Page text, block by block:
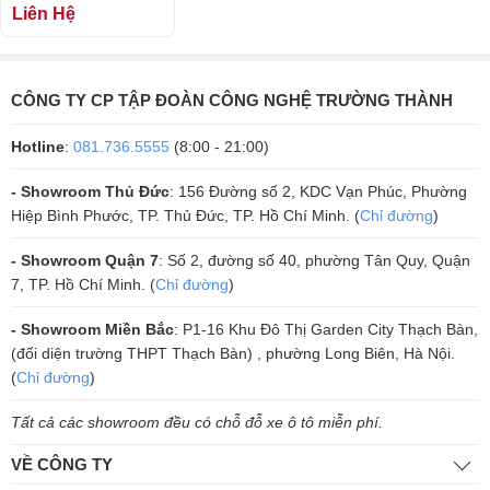
nó sở hữu:
32-bit mạnh mẽ cùng dữ liệu 24-bit, BF Audio J52 có khả năng xử lý
và tái tạo tín hiệu tần số đầu vào một cách cực kỳ nhanh chóng với độ
và tinh chỉnh hoàn hảo.
chất âm một cách trung thực, loại bỏ hiệu quả các tạp âm, tiếng hú rít
không mong muốn mà vẫn giữ trọn vẹn bản chất và màu sắc của
âm cao trong trẻo, tất cả đều được cân bằng và hoàn hảo.
Kiểm soát đầu ra hiệu quả, không độ trễ:
minh (Compressor/Limiter). Điều này giúp bảo vệ loa, tránh hiện
tượng vỡ tiếng khi tín hiệu lớn đột ngột mà không gây ra sự chậm trễ
hay méo tiếng đáng kể, đảm bảo âm thanh luôn mượt mà và ổn định.
Liên Hệ
CÔNG TY CP TẬP ĐOÀN CÔNG NGHỆ TRƯỜNG THÀNH
Hotline: 081.736.5555 (8:00 - 21:00)
- Showroom Thủ Đức: 156 Đường số 2, KDC Vạn Phúc, Phường
Hiệp Bình Phước, TP. Thủ Đức, TP. Hồ Chí Minh. (Chỉ đường)
- Showroom Quận 7: Số 2, đường số 40, phường Tân Quy, Quận
7, TP. Hồ Chí Minh. (Chỉ đường)
- Showroom Miền Bắc: P1-16 Khu Đô Thị Garden City Thạch Bàn,
(đối diện trường THPT Thạch Bàn) , phường Long Biên, Hà Nội.
(Chỉ đường)
Tất cả các showroom đều có chỗ đỗ xe ô tô miễn phí.
VỀ CÔNG TY